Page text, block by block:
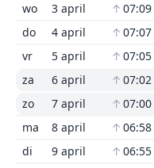
wo
3 april ↑ 07:09
do
4 april ↑ 07:07
vr
5 april ↑ 07:05
za
6 april ↑ 07:02
zo
7 april ↑ 07:00
ma
8 april ↑ 06:58
di
9 april ↑ 06:55